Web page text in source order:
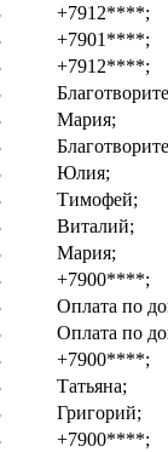
+7912****;
+7901****;
+7912****;
Мария;
Юлия;
Тимофей;
Виталий;
Мария;
+7900****;
Оплата по
Оплата по
+7900****;
Татьяна;
Григорий;
+7900****;